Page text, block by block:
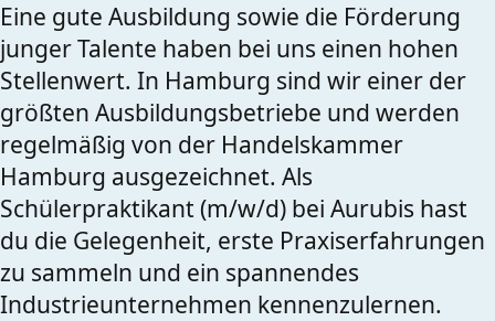
Eine gute Ausbildung sowie die Förderung
junger Talente haben bei uns einen hohen
Stellenwert. In Hamburg sind wir einer der
größten Ausbildungsbetriebe und werden
regelmäßig von der Handelskammer
Hamburg ausgezeichnet. Als
Schülerpraktikant (m/w/d) bei Aurubis hast
du die Gelegenheit, erste Praxiserfahrungen
zu sammeln und ein spannendes
Industrieunternehmen kennenzulernen.